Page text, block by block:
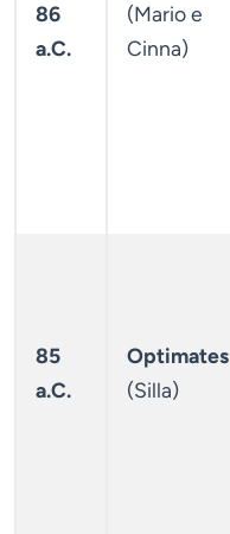
86
a.C.
(Mario e
Cinna)
85
a.C.
Optimates
(Silla)